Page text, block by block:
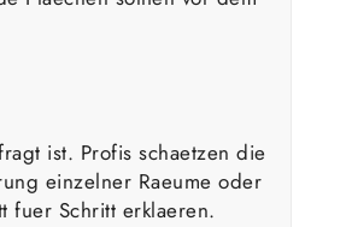
ist. Profis schaetzen die
einzelner Raeume oder
fuer Schritt erklaeren.